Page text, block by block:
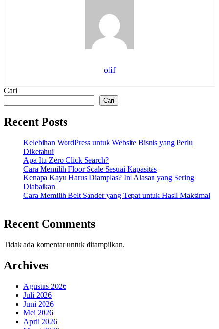
olif
Cari
Cari
Recent Posts
Kelebihan WordPress untuk Website Bisnis yang Perlu
Diketahui
Apa Itu Zero Click Search?
Cara Memilih Floor Scale Sesuai Kapasitas
Kenapa Kayu Harus Diamplas? Ini Alasan yang Sering
Diabaikan
Cara Memilih Belt Sander yang Tepat untuk Hasil Maksimal
Recent Comments
Tidak ada komentar untuk ditampilkan.
Archives
Agustus 2026
Juli 2026
Juni 2026
Mei 2026
April 2026